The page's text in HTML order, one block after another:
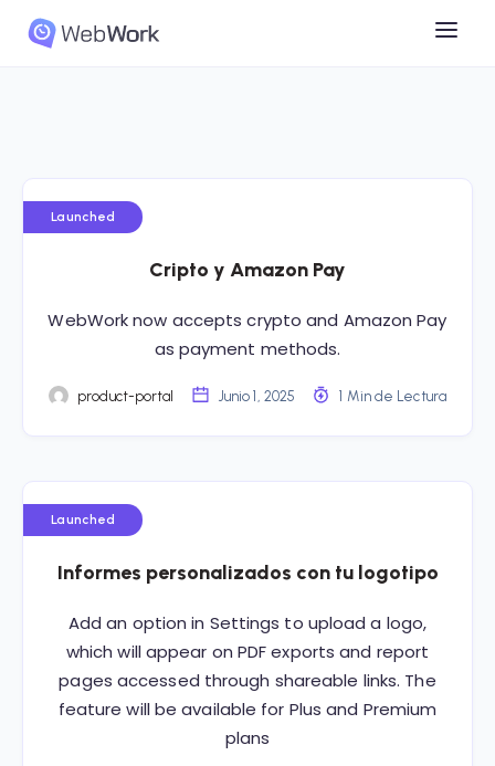
Launched
Cripto y Amazon Pay
WebWork now accepts crypto and Amazon Pay
as payment methods.
product-portal Junio 1, 2025 1 Min de Lectura
Launched
Informes personalizados con tu logotipo
Add an option in Settings to upload a logo,
which will appear on PDF exports and report
pages accessed through shareable links. The
feature will be available for Plus and Premium
plans